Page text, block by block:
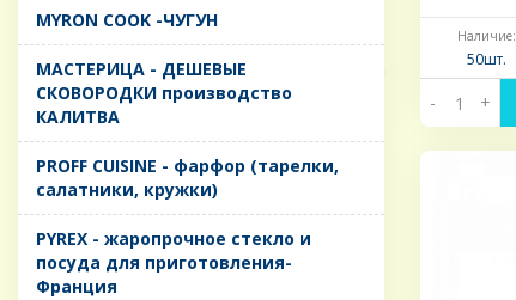
MYRON COOK -ЧУГУН
MАСТЕРИЦА - ДЕШЕВЫЕ
СКОВОРОДКИ производство
КАЛИТВА
PROFF CUISINE - фарфор (тарелки,
салатники, кружки)
PYREX - жаропрочное стекло и
посуда для приготовления-
Франция
Наличие:
50шт.
- +